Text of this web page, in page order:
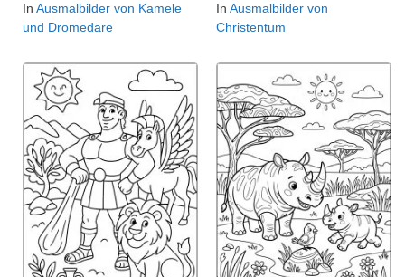
In Ausmalbilder von Kamele
und Dromedare
In Ausmalbilder von
Christentum